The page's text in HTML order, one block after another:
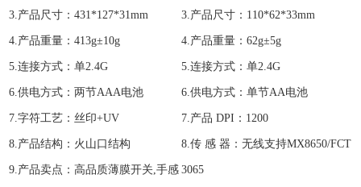
3.产品尺寸：431*127*31mm
4.产品重量：413g±10g
5.连接方式：单2.4G
6.供电方式：两节AAA电池
7.字符工艺：丝印+UV
8.产品结构：火山口结构
9.产品卖点：高品质薄膜开关,手感
3.产品尺寸：110*62*33mm
4.产品重量：62g±5g
5.连接方式：单2.4G
6.供电方式：单节AA电池
7.产品 DPI：1200
8.传 感 器：无线支持MX8650/FCT
3065